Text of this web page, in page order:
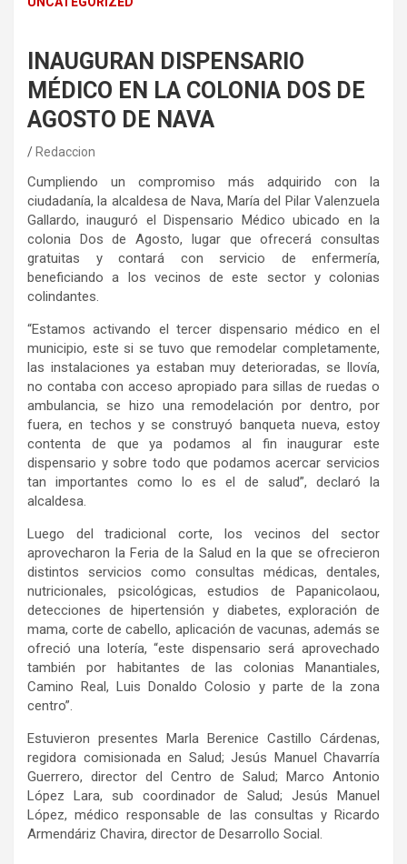
INAUGURAN DISPENSARIO
MÉDICO EN LA COLONIA DOS DE
AGOSTO DE NAVA
Redaccion
Cumpliendo un compromiso más adquirido con la
ciudadanía, la alcaldesa de Nava, María del Pilar Valenzuela
Gallardo, inauguró el Dispensario Médico ubicado en la
colonia Dos de Agosto, lugar que ofrecerá consultas
gratuitas y contará con servicio de enfermería,
beneficiando a los vecinos de este sector y colonias
colindantes.
“Estamos activando el tercer dispensario médico en el
municipio, este si se tuvo que remodelar completamente,
las instalaciones ya estaban muy deterioradas, se llovía,
no contaba con acceso apropiado para sillas de ruedas o
ambulancia, se hizo una remodelación por dentro, por
fuera, en techos y se construyó banqueta nueva, estoy
contenta de que ya podamos al fin inaugurar este
dispensario y sobre todo que podamos acercar servicios
tan importantes como lo es el de salud”, declaró la
alcaldesa.
Luego del tradicional corte, los vecinos del sector
aprovecharon la Feria de la Salud en la que se ofrecieron
distintos servicios como consultas médicas, dentales,
nutricionales, psicológicas, estudios de Papanicolaou,
detecciones de hipertensión y diabetes, exploración de
mama, corte de cabello, aplicación de vacunas, además se
ofreció una lotería, “este dispensario será aprovechado
también por habitantes de las colonias Manantiales,
Camino Real, Luis Donaldo Colosio y parte de la zona
centro”.
Estuvieron presentes Marla Berenice Castillo Cárdenas,
regidora comisionada en Salud; Jesús Manuel Chavarría
Guerrero, director del Centro de Salud; Marco Antonio
López Lara, sub coordinador de Salud; Jesús Manuel
López, médico responsable de las consultas y Ricardo
Armendáriz Chavira, director de Desarrollo Social.